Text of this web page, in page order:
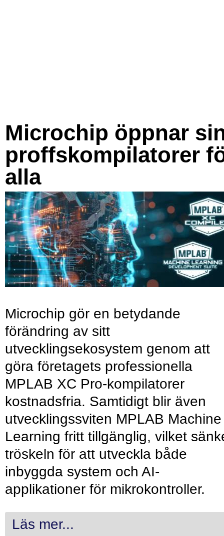
Microchip öppnar
proffskompilatorer
alla
Microchip gör en betydande
förändring av sitt
utvecklingsekosystem genom att
göra företagets professionella
MPLAB XC Pro-kompilatorer
kostnadsfria. Samtidigt blir även
utvecklingssviten MPLAB Machine
Learning fritt tillgänglig, vilket
tröskeln för att utveckla både
inbyggda system och AI-
applikationer för mikrokontroller.
Läs mer...